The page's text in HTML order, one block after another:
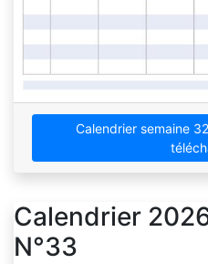
Calendrier semaine
Calendrier
N°33